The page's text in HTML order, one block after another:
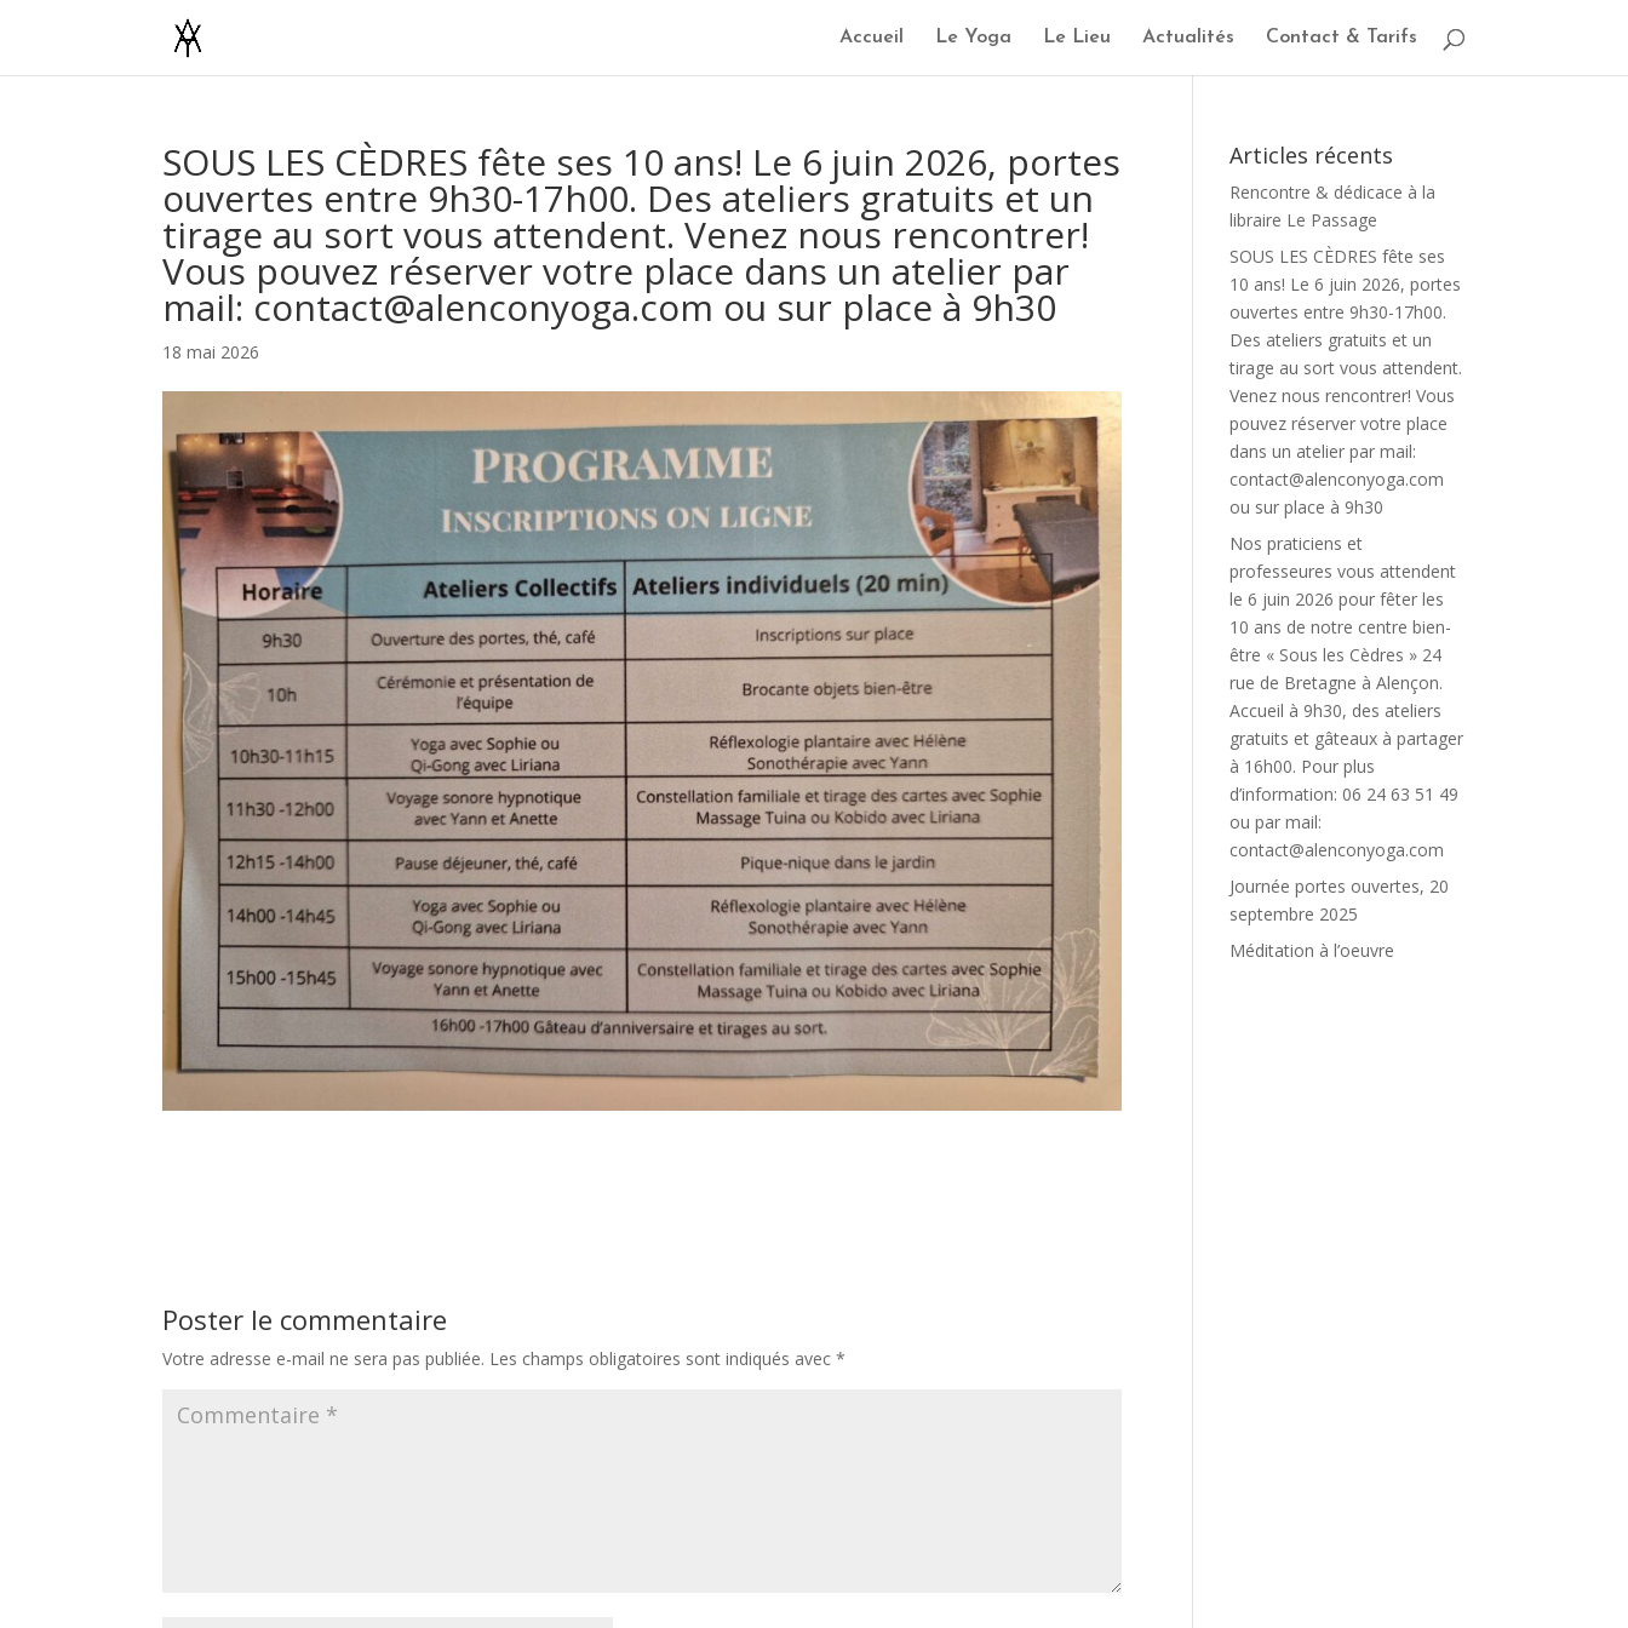
Accueil Le Yoga Le Lieu Actualités Contact & Tarifs
SOUS LES CÈDRES fête ses 10 ans! Le 6 juin 2026, portes
ouvertes entre 9h30-17h00. Des ateliers gratuits et un
tirage au sort vous attendent. Venez nous rencontrer!
Vous pouvez réserver votre place dans un atelier par
mail: contact@alenconyoga.com ou sur place à 9h30
18 mai 2026
Poster le commentaire
Votre adresse e-mail ne sera pas publiée. Les champs obligatoires sont indiqués avec*
Articles récents
Rencontre & dédicace à la
libraire Le Passage
SOUS LES CÈDRES fête ses
10 ans! Le 6 juin 2026, portes
ouvertes entre 9h30-17h00.
Des ateliers gratuits et un
tirage au sort vous attendent.
Venez nous rencontrer! Vous
pouvez réserver votre place
dans un atelier par mail:
contact@alenconyoga.com
ou sur place à 9h30
Nos praticiens et
professeures vous attendent
le 6 juin 2026 pour fêter les
10 ans de notre centre bien-
être « Sous les Cèdres » 24
rue de Bretagne à Alençon.
Accueil à 9h30, des ateliers
gratuits et gâteaux à partager
à 16h00. Pour plus
d’information: 06 24 63 51 49
ou par mail:
contact@alenconyoga.com
Journée portes ouvertes, 20
septembre 2025
Méditation à l’oeuvre